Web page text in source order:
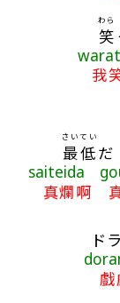
笑
わら
我
最低
さいてい
だ
saiteida
真爛啊
ド